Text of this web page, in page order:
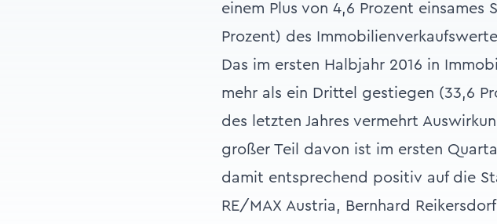
einem Plus von 4,6 Prozent einsames
Prozent) des
Das im ersten Halbjahr 2016 in
mehr als ein Drittel gestiegen (33,6
des letzten Jahres vermehrt
großer Teil davon ist im ersten
damit entsprechend positiv auf die
RE/MAX Austria, Bernhard